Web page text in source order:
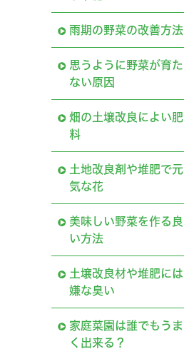
雨期の野菜の改善方法
思うように野菜が育た
ない原因
畑の土壌改良によい肥
料
土地改良剤や堆肥で元
気な花
美味しい野菜を作る良
い方法
土壌改良材や堆肥には
嫌な臭い
家庭菜園は誰でもうま
く出来る？